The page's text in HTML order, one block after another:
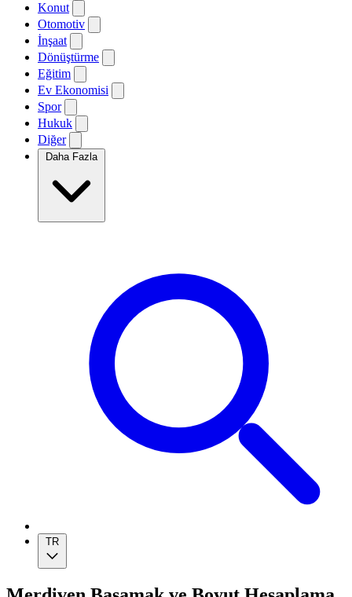
Konut
Otomotiv
İnşaat
Dönüştürme
Eğitim
Ev Ekonomisi
Spor
Hukuk
Diğer
Daha Fazla
TR